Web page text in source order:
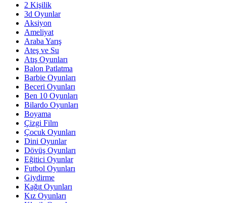
2 Kişilik
3d Oyunlar
Aksiyon
Ameliyat
Araba Yarış
Ateş ve Su
Atış Oyunları
Balon Patlatma
Barbie Oyunları
Beceri Oyunları
Ben 10 Oyunları
Bilardo Oyunları
Boyama
Çizgi Film
Çocuk Oyunları
Dini Oyunlar
Dövüş Oyunları
Eğitici Oyunlar
Futbol Oyunları
Giydirme
Kağıt Oyunları
Kız Oyunları